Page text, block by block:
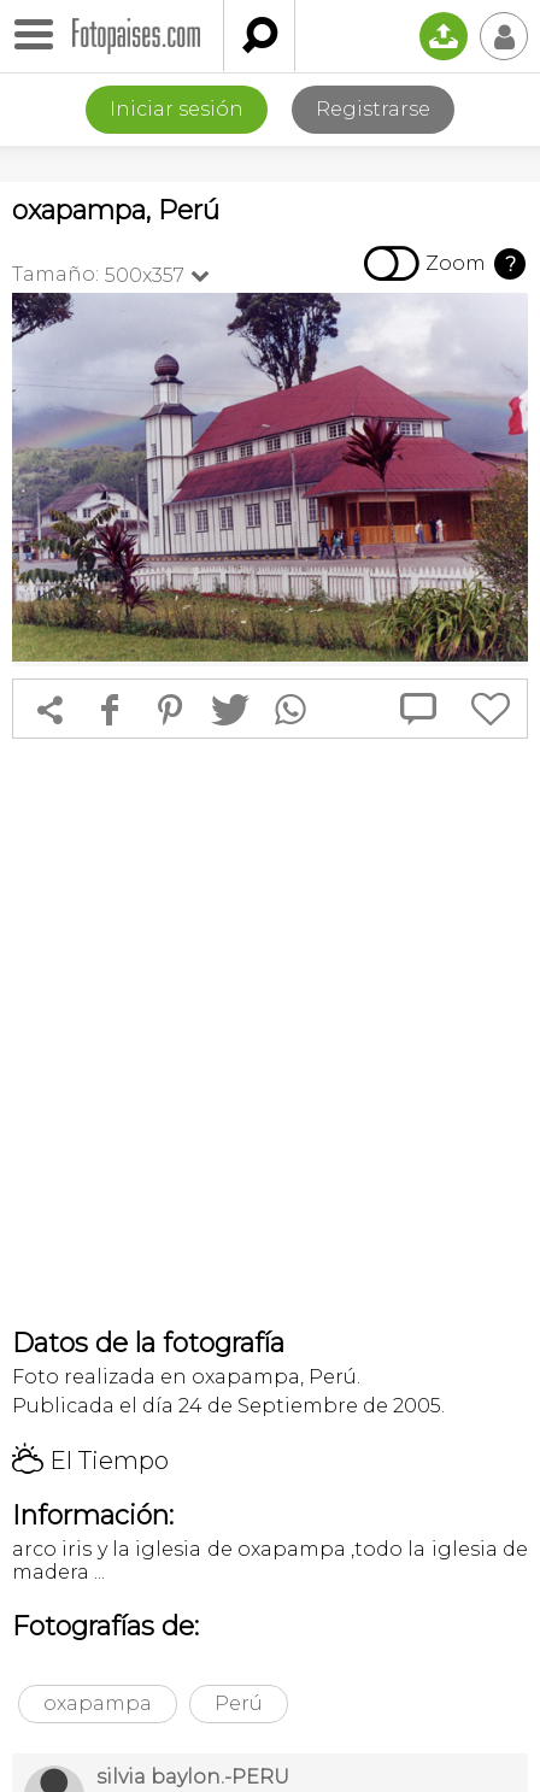
 📤 👤
Iniciar sesión Registrarse
oxapampa, Perú
Tamaño: 500x357   Zoom ?
 f 1 T  
Datos de la fotografía
Foto realizada en oxapampa, Perú.
Publicada el día 24 de Septiembre de 2005.
H El Tiempo
Información:
arco iris y la iglesia de oxapampa ,todo la iglesia de
madera ...
Fotografías de:
oxapampa Perú
silvia baylon.-PERU